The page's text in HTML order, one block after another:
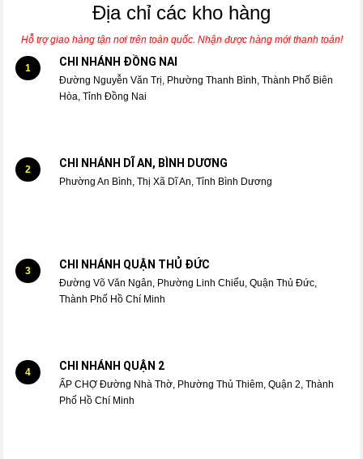
Địa chỉ các kho hàng
Hỗ trợ giao hàng tận nơi trên toàn quốc. Nhận được hàng mới thanh toán!
1 CHI NHÁNH ĐỒNG NAI
Đường Nguyễn Văn Trị, Phường Thanh Bình, Thành Phố Biên
Hòa, Tỉnh Đồng Nai
2 CHI NHÁNH DĨ AN, BÌNH DƯƠNG
Phường An Bình, Thị Xã Dĩ An, Tỉnh Bình Dương
3 CHI NHÁNH QUẬN THỦ ĐỨC
Đường Võ Văn Ngân, Phường Linh Chiểu, Quận Thủ Đức,
Thành Phố Hồ Chí Minh
4 CHI NHÁNH QUẬN 2
ẤP CHỢ Đường Nhà Thờ, Phường Thủ Thiêm, Quận 2, Thành
Phố Hồ Chí Minh